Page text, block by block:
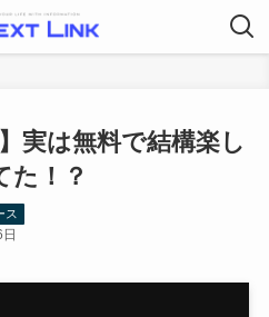
実は無料で結構楽し
た！？
ス